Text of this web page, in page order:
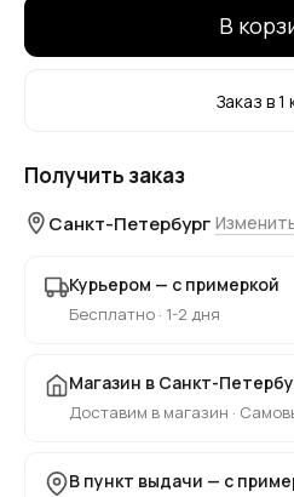
В
Заказ в 1
Получить заказ
Санкт-Петербург
Курьером — с примеркой
Бесплатно · 1-2 дня
Магазин в Санкт-
Доставим в магазин ·
В пункт выдачи — с